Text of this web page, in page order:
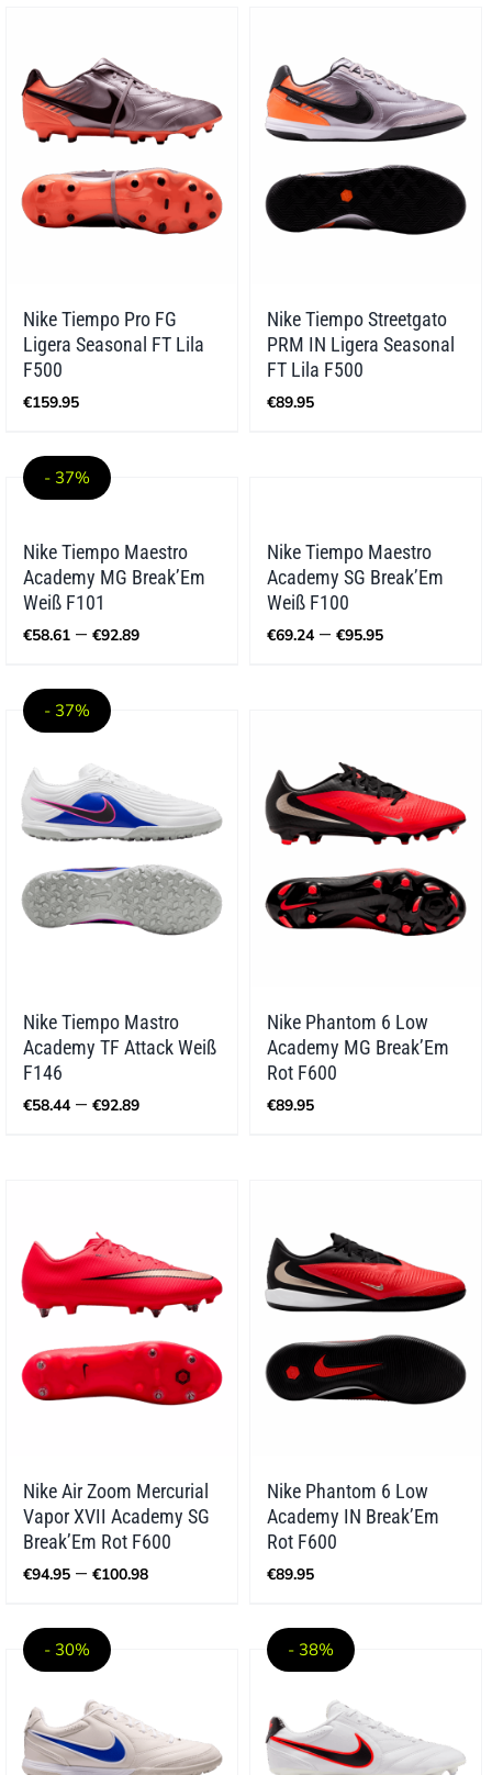
Nike Tiempo Pro FG
Ligera Seasonal FT Lila
F500
€159.95
Nike Tiempo Streetgato
PRM IN Ligera Seasonal
FT Lila F500
€89.95
- 37%
Nike Tiempo Maestro
Academy MG Break’Em
Weiß F101
€58.61 – €92.89Preisspanne:
Nike Tiempo Maestro
Academy SG Break’Em
Weiß F100
€69.24 – €95.95
- 37%
Nike Tiempo Mastro
Academy TF Attack Weiß
F146
€58.44 – €92.89Preisspanne:
Nike Phantom 6 Low
Academy MG Break’Em
Rot F600
€89.95
Nike Air Zoom Mercurial
Vapor XVII Academy SG
Break’Em Rot F600
€94.95 – €100.98Preisspanne:
Nike Phantom 6 Low
Academy IN Break’Em
Rot F600
€89.95
- 30% - 38%